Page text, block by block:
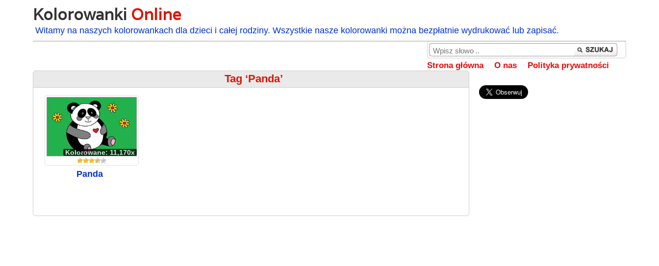
Kolorowanki Online
Witamy na naszych kolorowankach dla dzieci i całej rodziny. Wszystkie nasze kolorowanki można bezpłatnie wydrukować lub zapisać.
Strona główna O nas Polityka prywatności
Tag ‘Panda’
Kolorowane: 11,170x
Panda